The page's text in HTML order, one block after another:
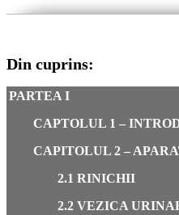
Din cuprins:
PARTEA I
CAPTOLUL 1 –
CAPITOLUL 2 –
2.1 RINICHII
2.2 VEZICA